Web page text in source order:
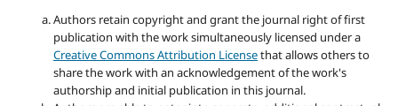
Authors retain copyright and grant the journal right of first
publication with the work simultaneously licensed under a
Creative Commons Attribution Licensethat allows others to
share the work with an acknowledgement of the work's
authorship and initial publication in this journal.